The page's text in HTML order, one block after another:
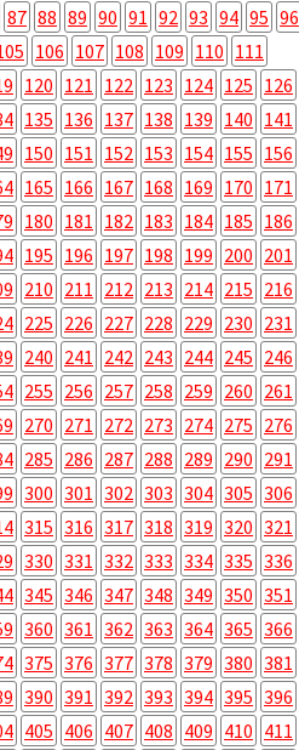
87 88 89 90 91 92 93 94 95 96
106 107 108 109 110 111
120 121 122 123 124 125 126
135 136 137 138 139 140 141
150 151 152 153 154 155 156
165 166 167 168 169 170 171
180 181 182 183 184 185 186
195 196 197 198 199 200 201
210 211 212 213 214 215 216
225 226 227 228 229 230 231
240 241 242 243 244 245 246
255 256 257 258 259 260 261
270 271 272 273 274 275 276
285 286 287 288 289 290 291
300 301 302 303 304 305 306
315 316 317 318 319 320 321
330 331 332 333 334 335 336
345 346 347 348 349 350 351
360 361 362 363 364 365 366
375 376 377 378 379 380 381
390 391 392 393 394 395 396
405 406 407 408 409 410 411